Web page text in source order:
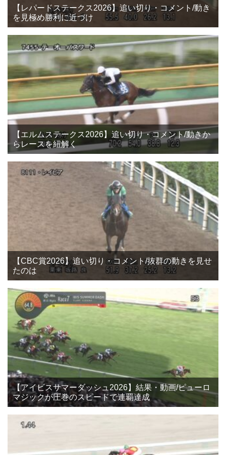
【レパードステークス2026】追い切り・コメント/動き
を見極め勝利に近づけ
【エルムステークス2026】追い切り・コメント/動きか
らレースを紐解く
【CBC賞2026】追い切り・コメント/抜群の動きを見せ
たのは
【アイビスサマーダッシュ2026】結果・動画/ピューロ
マジックが圧巻のスピードで連覇達成